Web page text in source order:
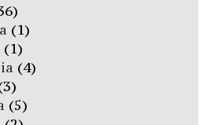
(1)
(1)
(4)
(5)